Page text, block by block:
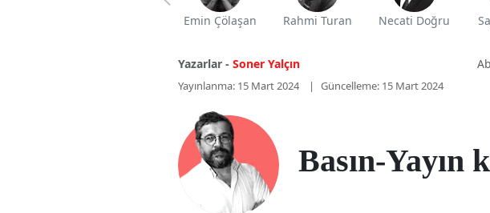
Emin Çölaşan Rahmi Turan Necati Doğru
Yazarlar - Soner Yalçın
Yayınlanma: 15 Mart 2024 Güncelleme: 15 Mart 2024
Basın-Yayın